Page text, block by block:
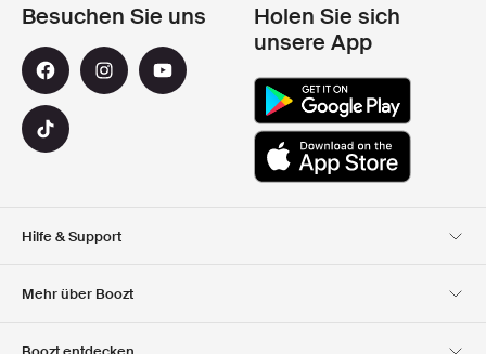
Hilfe & Support
Mehr über Boozt
Besuchen Sie uns
Holen Sie sich
unsere App